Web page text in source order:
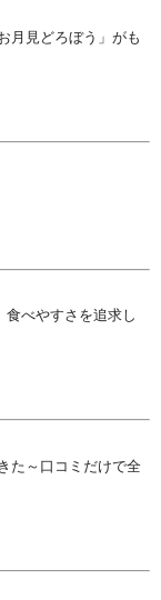
月見どろぼう」がも
べやすさを追求し
た～口コミだけで全